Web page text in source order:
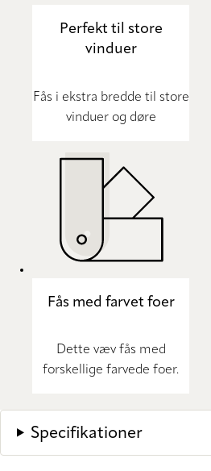
Perfekt til store
vinduer
Fås i ekstra bredde til store
vinduer og døre
Fås med farvet foer
Dette væv fås med
forskellige farvede foer.
Specifikationer